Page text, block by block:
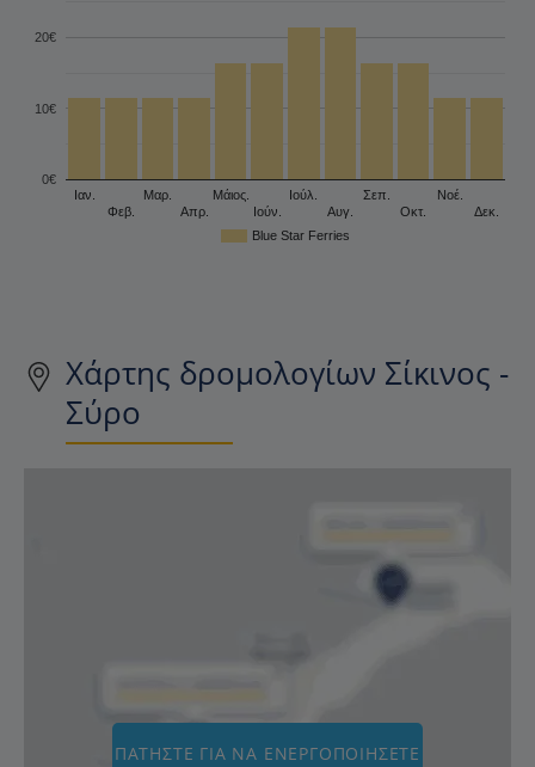
Blue Star Ferries
Ιαν.
Φεβ.
Μαρ.
Απρ.
Μάιος.
Ιούν.
Ιούλ.
Αυγ.
Σεπ.
Οκτ.
Νοέ.
Δεκ.
0€
10€
20€
Χάρτης δρομολογίων Σίκινος -
Σύρο
ΠΑΤΉΣΤΕ ΓΙΑ ΝΑ ΕΝΕΡΓΟΠΟΙΉΣΕΤΕ